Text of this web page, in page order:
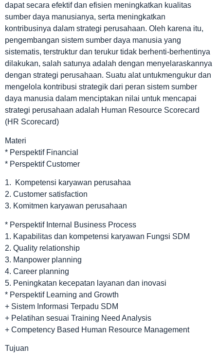
dapat secara efektif dan efisien meningkatkan kualitas
sumber daya manusianya, serta meningkatkan
kontribusinya dalam strategi perusahaan. Oleh karena itu,
pengembangan sistem sumber daya manusia yang
sistematis, terstruktur dan terukur tidak berhenti-berhentinya
dilakukan, salah satunya adalah dengan menyelaraskannya
dengan strategi perusahaan. Suatu alat untukmengukur dan
mengelola kontribusi strategik dari peran sistem sumber
daya manusia dalam menciptakan nilai untuk mencapai
strategi perusahaan adalah Human Resource Scorecard
(HR Scorecard)
Materi
* Perspektif Financial
* Perspektif Customer
1. Kompetensi karyawan perusahaa
2. Customer satisfaction
3. Komitmen karyawan perusahaan
* Perspektif Internal Business Process
1. Kapabilitas dan kompetensi karyawan Fungsi SDM
2. Quality relationship
3. Manpower planning
4. Career planning
5. Peningkatan kecepatan layanan dan inovasi
* Perspektif Learning and Growth
+ Sistem Informasi Terpadu SDM
+ Pelatihan sesuai Training Need Analysis
+ Competency Based Human Resource Management
Tujuan